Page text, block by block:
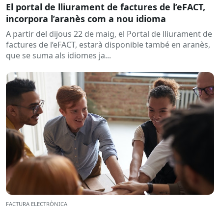
El portal de lliurament de factures de l’eFACT,
incorpora l’aranès com a nou idioma
A partir del dijous 22 de maig, el Portal de lliurament de
factures de l’eFACT, estarà disponible també en aranès,
que se suma als idiomes ja...
FACTURA ELECTRÒNICA